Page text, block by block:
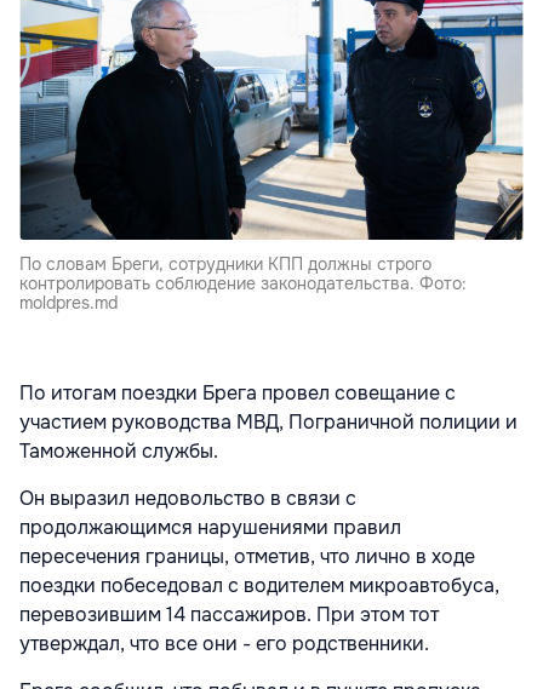
По словам Бреги, сотрудники КПП должны строго
контролировать соблюдение законодательства. Фото:
moldpres.md
По итогам поездки Брега провел совещание с
участием руководства МВД, Пограничной полиции и
Таможенной службы.
Он выразил недовольство в связи с
продолжающимся нарушениями правил
пересечения границы, отметив, что лично в ходе
поездки побеседовал с водителем микроавтобуса,
перевозившим 14 пассажиров. При этом тот
утверждал, что все они - его родственники.